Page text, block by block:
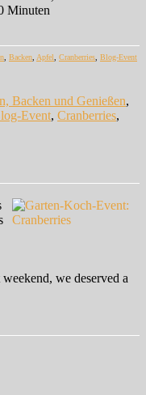
Minuten
Backen Apfel Cranberries Blog-Event
Backen und Genießen,
Event, Cranberries,
we deserved a